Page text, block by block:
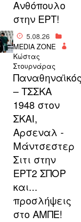
Ανθόπουλο
στην ΕΡΤ!
5.08.26
MEDIA ZONE
Κώστας
Στουρνάρας
– ΤΣΣΚΑ
1948 στον
ΣΚΑΙ,
Αρσεναλ -
Μάντσεστερ
Σιτι στην
ΕΡΤ2 ΣΠΟΡ
και...
προσλήψεις
στο ΑΜΠΕ!